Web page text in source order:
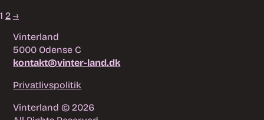
1 2 →
Vinterland
5000 Odense C
kontakt@vinter-land.dk
Privatlivspolitik
Vinterland © 2026